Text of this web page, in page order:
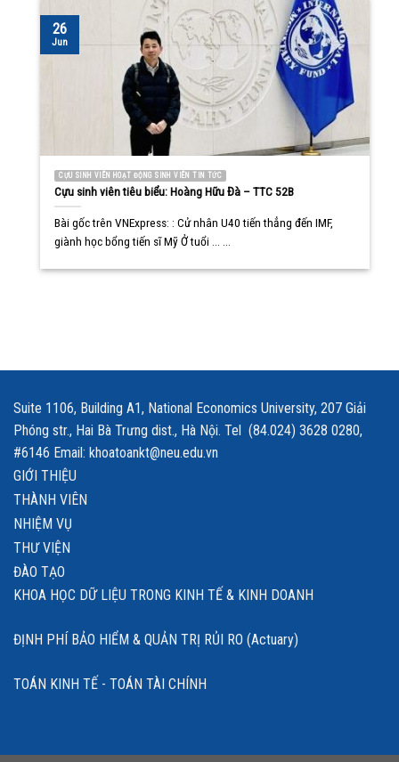
CỰU SINH VIÊN HOẠT ĐỘNG SINH VIÊN TIN TỨC
Cựu sinh viên tiêu biểu: Hoàng Hữu Đà – TTC 52B
Bài gốc trên VNExpress: : Cử nhân U40 tiến thẳng đến IMF,
giành học bổng tiến sĩ Mỹ Ở tuổi ... ...
26
Jun
Suite 1106, Building A1, National Economics University, 207 Giải
Phóng str., Hai Bà Trưng dist., Hà Nội. Tel (84.024) 3628 0280,
#6146 Email: khoatoankt@neu.edu.vn
GIỚI THIỆU
THÀNH VIÊN
NHIỆM VỤ
THƯ VIỆN
ĐÀO TẠO
KHOA HỌC DỮ LIỆU TRONG KINH TẾ & KINH DOANH
ĐỊNH PHÍ BẢO HIỂM & QUẢN TRỊ RỦI RO (Actuary)
TOÁN KINH TẾ - TOÁN TÀI CHÍNH